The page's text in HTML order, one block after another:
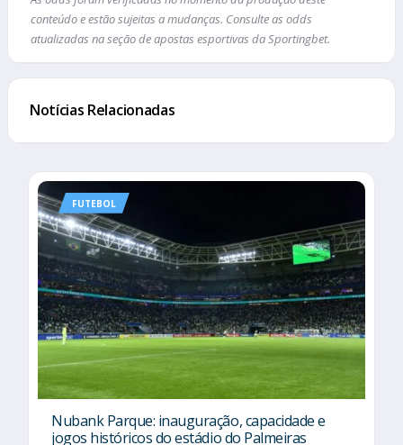
conteúdo e estão sujeitas a mudanças. Consulte as odds
atualizadas na seção de apostas esportivas da Sportingbet.
Notícias Relacionadas
FUTEBOL
Nubank Parque: inauguração, capacidade e
jogos históricos do estádio do Palmeiras